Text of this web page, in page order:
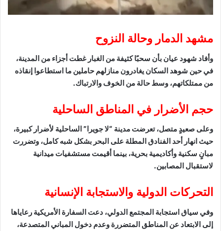
مشهد الدمار وحالة النزوح
وأفاد شهود عيان بأن سحبًا كثيفة من الغبار غطت أجزاء من المدينة،
في حين شوهد السكان يغادرون منازلهم حاملين ما استطاعوا إنقاذه
من ممتلكاتهم، وسط حالة من الخوف والارتباك.
حجم الأضرار في المناطق الساحلية
وعلى صعيدٍ متصل، تعرضت مدينة “لا جويرا” الساحلية لأضرار كبيرة،
حيث انهار أحد الفنادق المطلة على البحر بشكل شبه كامل، وتضررت
مبانٍ سكنية وأكاديمية بحرية، بينما أقيمت مستشفيات ميدانية
لاستقبال المصابين.
التحركات الدولية والاستجابة الإنسانية
وفي سياق استجابة المجتمع الدولي، دعت السفارة الأمريكية رعاياها
إلى الابتعاد عن المناطق المتضررة وعدم دخول المباني المتصدعة،